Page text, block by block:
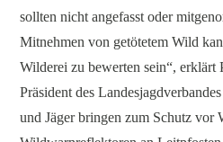
sollten nicht angefasst oder
Mitnehmen von getötetem Wild
Wilderei zu bewerten sein“, erklärt
Präsident des
und Jäger bringen zum Schutz vor